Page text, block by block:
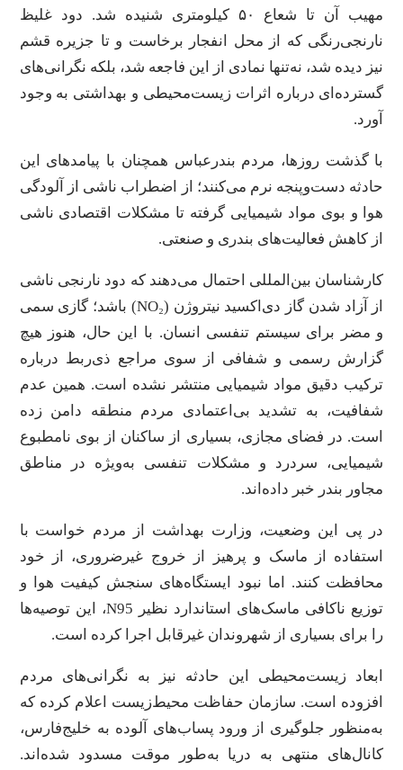
مهیب آن تا شعاع ۵۰ کیلومتری شنیده شد. دود غلیظ
نارنجی‌رنگی که از محل انفجار برخاست و تا جزیره قشم
نیز دیده شد، نه‌تنها نمادی از این فاجعه شد، بلکه نگرانی‌های
گسترده‌ای درباره اثرات زیست‌محیطی و بهداشتی به وجود
آورد.
با گذشت روزها، مردم بندرعباس همچنان با پیامدهای این
حادثه دست‌وپنجه نرم می‌کنند؛ از اضطراب ناشی از آلودگی
هوا و بوی مواد شیمیایی گرفته تا مشکلات اقتصادی ناشی
از کاهش فعالیت‌های بندری و صنعتی.
کارشناسان بین‌المللی احتمال می‌دهند که دود نارنجی ناشی
از آزاد شدن گاز دی‌اکسید نیتروژن (NO₂) باشد؛ گازی سمی
و مضر برای سیستم تنفسی انسان. با این حال، هنوز هیچ
گزارش رسمی و شفافی از سوی مراجع ذی‌ربط درباره
ترکیب دقیق مواد شیمیایی منتشر نشده است. همین عدم
شفافیت، به تشدید بی‌اعتمادی مردم منطقه دامن زده
است. در فضای مجازی، بسیاری از ساکنان از بوی نامطبوع
شیمیایی، سردرد و مشکلات تنفسی به‌ویژه در مناطق
مجاور بندر خبر داده‌اند.
در پی این وضعیت، وزارت بهداشت از مردم خواست با
استفاده از ماسک و پرهیز از خروج غیرضروری، از خود
محافظت کنند. اما نبود ایستگاه‌های سنجش کیفیت هوا و
توزیع ناکافی ماسک‌های استاندارد نظیر N95، این توصیه‌ها
را برای بسیاری از شهروندان غیرقابل اجرا کرده است.
ابعاد زیست‌محیطی این حادثه نیز به نگرانی‌های مردم
افزوده است. سازمان حفاظت محیط‌زیست اعلام کرده که
به‌منظور جلوگیری از ورود پساب‌های آلوده به خلیج‌فارس،
کانال‌های منتهی به دریا به‌طور موقت مسدود شده‌اند.